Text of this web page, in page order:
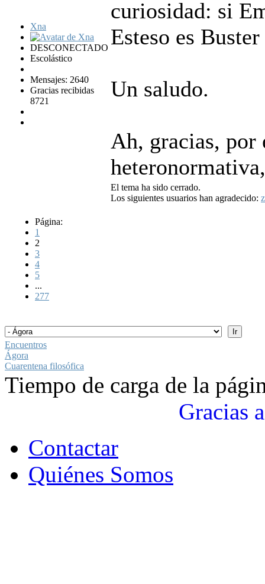
Xna
DESCONECTADO
Escolástico
Mensajes: 2640
Gracias recibidas
8721
curiosidad: si
Esteso es
Un saludo.
Ah, gracias,
El tema ha sido cerrado.
Los siguientes usuarios han agradecido:
Página:
1
2
3
4
5
...
277
Encuentros
Ágora
Cuarentena filosófica
Tiempo de carga de la
Gracias a
Contactar
Quiénes Somos